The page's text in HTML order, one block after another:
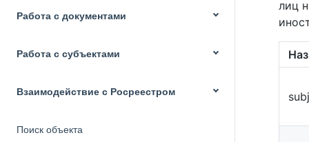
Работа с документами
Работа с субъектами
Взаимодействие с Росреестром
Поиск объекта
лиц